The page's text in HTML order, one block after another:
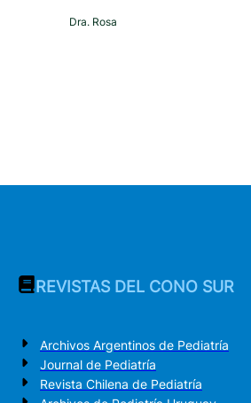
Dra. Rosa
REVISTAS DEL CONO SUR
Archivos Argentinos de Pediatría
Journal de Pediatría
Revista Chilena de Pediatría